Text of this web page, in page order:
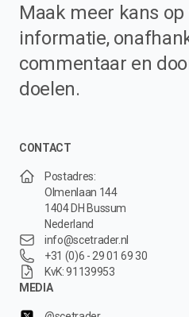
Maak meer kans
informatie,
commentaar en
doelen.
CONTACT
Postadres:
Olmenlaan 144
1404 DH Bussum
Nederland
info@scetrader.nl
+31 (0)6 - 29 01 69 30
KvK: 91139953
MEDIA